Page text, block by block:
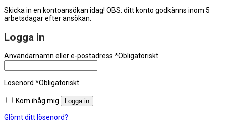
Skicka in en kontoansökan idag! OBS: ditt konto godkänns inom 5
arbetsdagar efter ansökan.
Logga in
Användarnamn eller e-postadress *Obligatoriskt
Lösenord *Obligatoriskt
Kom ihåg mig Logga in
Glömt ditt lösenord?